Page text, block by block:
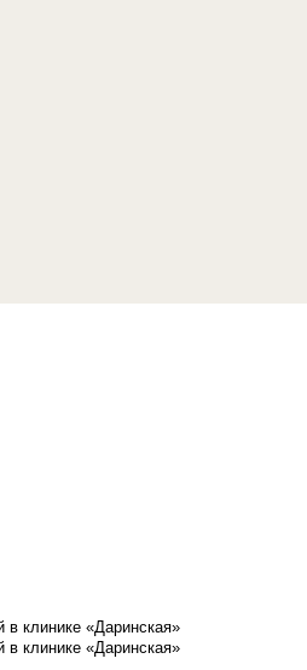
клинике «Даринская»
клинике «Даринская»